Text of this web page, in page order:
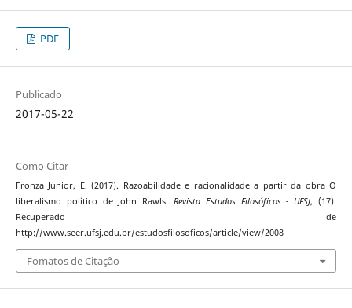
PDF
Publicado
2017-05-22
Como Citar
Fronza Junior, E. (2017). Razoabilidade e racionalidade a partir da obra O
liberalismo político de John Rawls. Revista Estudos Filosóficos - UFSJ, (17).
Recuperado de
http://www.seer.ufsj.edu.br/estudosfilosoficos/article/view/2008
Fomatos de Citação